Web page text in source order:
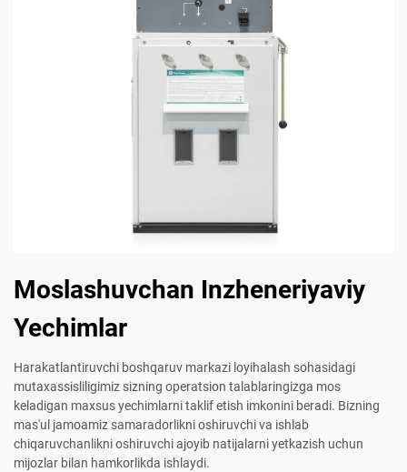
Moslashuvchan Inzheneriyaviy
Yechimlar
Harakatlantiruvchi boshqaruv markazi loyihalash sohasidagi
mutaxassisliligimiz sizning operatsion talablaringizga mos
keladigan maxsus yechimlarni taklif etish imkonini beradi. Bizning
mas'ul jamoamiz samaradorlikni oshiruvchi va ishlab
chiqaruvchanlikni oshiruvchi ajoyib natijalarni yetkazish uchun
mijozlar bilan hamkorlikda ishlaydi.